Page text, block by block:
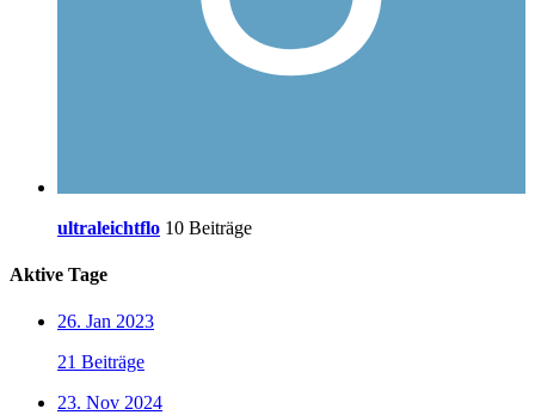
ultraleichtflo 10 Beiträge
Aktive Tage
26. Jan 2023
21 Beiträge
23. Nov 2024